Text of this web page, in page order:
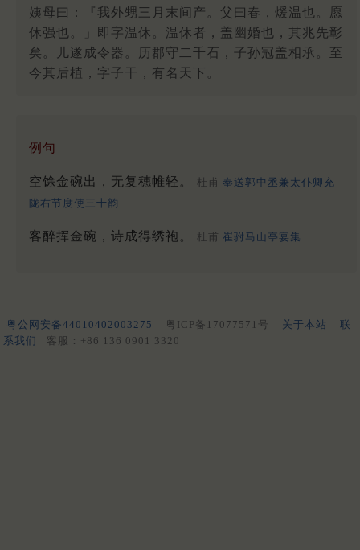
姨母曰：『我外甥三月末间产。父曰春，煖温也。愿
休强也。」即字温休。温休者，盖幽婚也，其兆先彰
矣。儿遂成令器。历郡守二千石，子孙冠盖相承。至
今其后植，字子干，有名天下。
例句
空馀金碗出，无复穗帷轻。 杜甫 奉送郭中丞兼太仆卿充
陇右节度使三十韵
客醉挥金碗，诗成得绣袍。 杜甫 崔驸马山亭宴集
粤公网安备44010402003275 粤ICP备17077571号 关于本站
联
系我们
客服：+86 136 0901 3320